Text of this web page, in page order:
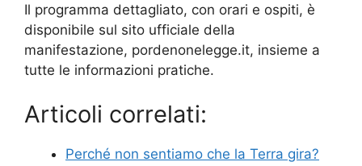
Il programma dettagliato, con orari e ospiti, è
disponibile sul sito ufficiale della
manifestazione, pordenonelegge.it, insieme a
tutte le informazioni pratiche.
Articoli correlati:
Perché non sentiamo che la Terra gira?